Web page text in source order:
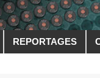
REPORTAGES